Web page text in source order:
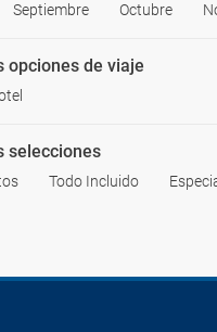
Septiembre Octubre
opciones de viaje
selecciones
Todo Incluido